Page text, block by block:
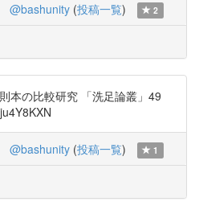
@bashunity (投稿一覧) 2
本の比較研究 「洗足論叢」49
@bashunity (投稿一覧) 1